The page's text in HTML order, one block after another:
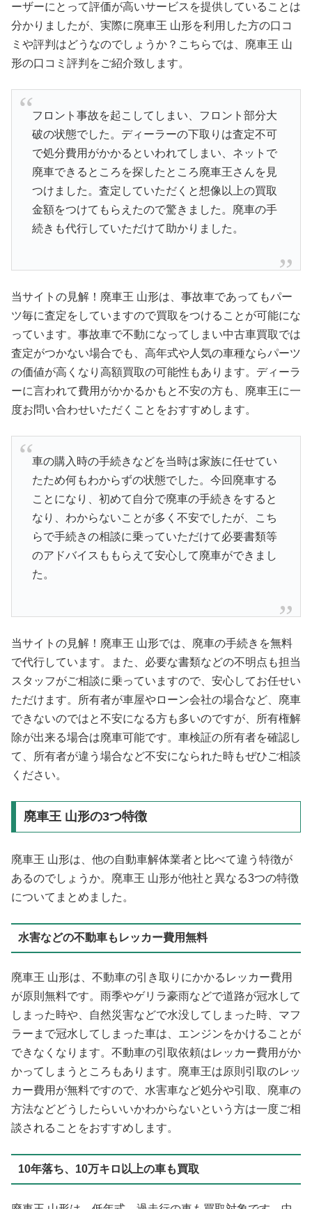
ーザーにとって評価が高いサービスを提供していることは
分かりましたが、実際に廃車王 山形を利用した方の口コ
ミや評判はどうなのでしょうか？こちらでは、廃車王 山
形の口コミ評判をご紹介致します。
フロント事故を起こしてしまい、フロント部分大
破の状態でした。ディーラーの下取りは査定不可
で処分費用がかかるといわれてしまい、ネットで
廃車できるところを探したところ廃車王さんを見
つけました。査定していただくと想像以上の買取
金額をつけてもらえたので驚きました。廃車の手
続きも代行していただけて助かりました。
当サイトの見解！廃車王 山形は、事故車であってもパー
ツ毎に査定をしていますので買取をつけることが可能にな
っています。事故車で不動になってしまい中古車買取では
査定がつかない場合でも、高年式や人気の車種ならパーツ
の価値が高くなり高額買取の可能性もあります。ディーラ
ーに言われて費用がかかるかもと不安の方も、廃車王に一
度お問い合わせいただくことをおすすめします。
車の購入時の手続きなどを当時は家族に任せてい
たため何もわからずの状態でした。今回廃車する
ことになり、初めて自分で廃車の手続きをすると
なり、わからないことが多く不安でしたが、こち
らで手続きの相談に乗っていただけて必要書類等
のアドバイスももらえて安心して廃車ができまし
た。
当サイトの見解！廃車王 山形では、廃車の手続きを無料
で代行しています。また、必要な書類などの不明点も担当
スタッフがご相談に乗っていますので、安心してお任せい
ただけます。所有者が車屋やローン会社の場合など、廃車
できないのではと不安になる方も多いのですが、所有権解
除が出来る場合は廃車可能です。車検証の所有者を確認し
て、所有者が違う場合など不安になられた時もぜひご相談
ください。
廃車王 山形の3つ特徴
廃車王 山形は、他の自動車解体業者と比べて違う特徴が
あるのでしょうか。廃車王 山形が他社と異なる3つの特徴
についてまとめました。
水害などの不動車もレッカー費用無料
廃車王 山形は、不動車の引き取りにかかるレッカー費用
が原則無料です。雨季やゲリラ豪雨などで道路が冠水して
しまった時や、自然災害などで水没してしまった時、マフ
ラーまで冠水してしまった車は、エンジンをかけることが
できなくなります。不動車の引取依頼はレッカー費用がか
かってしまうところもあります。廃車王は原則引取のレッ
カー費用が無料ですので、水害車など処分や引取、廃車の
方法などどうしたらいいかわからないという方は一度ご相
談されることをおすすめします。
10年落ち、10万キロ以上の車も買取